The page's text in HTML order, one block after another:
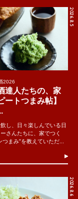
2026.8.5
2026
達人たちの、家
ートつまみ帖】
し、日々楽しんでいる日
さんたちに、家でつく
つまみ”を教えていただ...
2026.8.6